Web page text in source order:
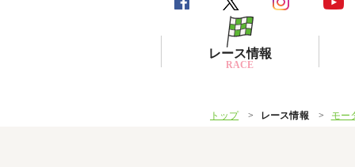
レース情報
RACE
トップ レース情報 モー